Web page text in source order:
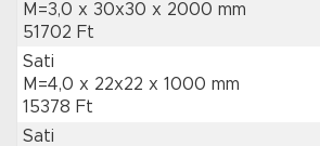
M=3,0 x 30x30 x 2000 mm
51702 Ft
Sati
M=4,0 x 22x22 x 1000 mm
15378 Ft
Sati